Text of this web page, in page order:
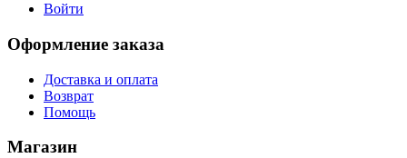
Войти
Оформление заказа
Доставка и оплата
Возврат
Помощь
Магазин